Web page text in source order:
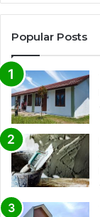
Popular Posts